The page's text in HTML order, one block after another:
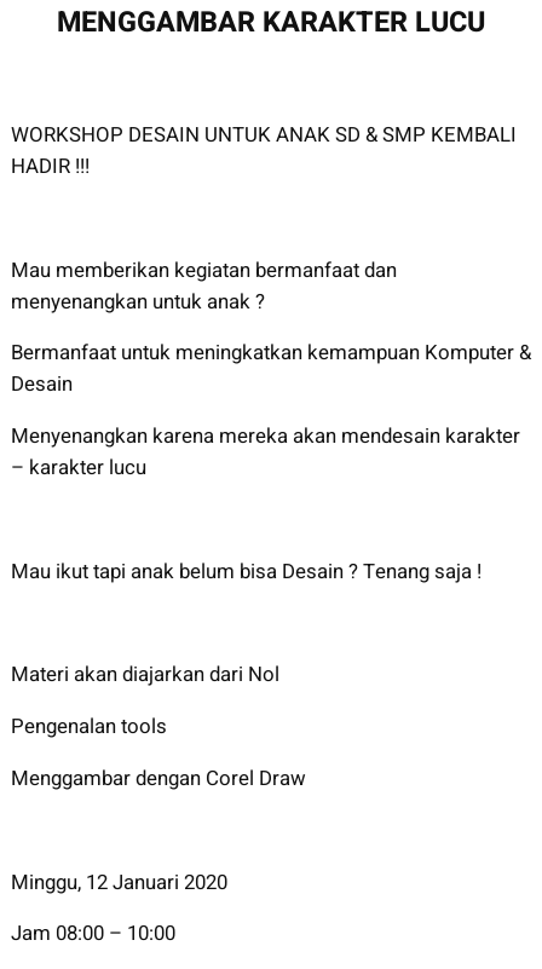
MENGGAMBAR KARAKTER LUCU
WORKSHOP DESAIN UNTUK ANAK SD & SMP KEMBALI
HADIR !!!
Mau memberikan kegiatan bermanfaat dan
menyenangkan untuk anak ?
Bermanfaat untuk meningkatkan kemampuan Komputer &
Desain
Menyenangkan karena mereka akan mendesain karakter
– karakter lucu
Mau ikut tapi anak belum bisa Desain ? Tenang saja !
Materi akan diajarkan dari Nol
Pengenalan tools
Menggambar dengan Corel Draw
Minggu, 12 Januari 2020
Jam 08:00 – 10:00